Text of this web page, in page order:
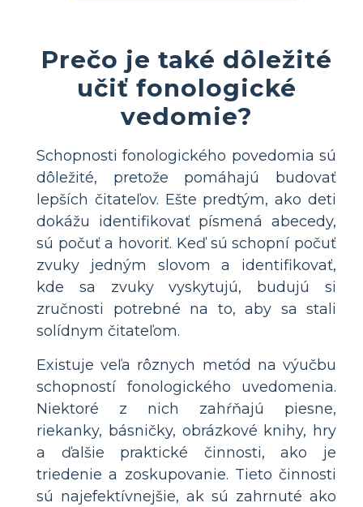
Prečo je také dôležité
učiť fonologické
vedomie?
Schopnosti fonologického povedomia sú
dôležité, pretože pomáhajú budovať
lepších čitateľov. Ešte predtým, ako deti
dokážu identifikovať písmená abecedy,
sú počuť a hovoriť. Keď sú schopní počuť
zvuky jedným slovom a identifikovať,
kde sa zvuky vyskytujú, budujú si
zručnosti potrebné na to, aby sa stali
solídnym čitateľom.
Existuje veľa rôznych metód na výučbu
schopností fonologického uvedomenia.
Niektoré z nich zahŕňajú piesne,
riekanky, básničky, obrázkové knihy, hry
a ďalšie praktické činnosti, ako je
triedenie a zoskupovanie. Tieto činnosti
sú najefektívnejšie, ak sú zahrnuté ako